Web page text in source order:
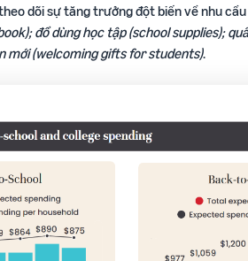
dõi sự tăng trưởng đột biến về nhu
đồ dùng học tập (school supplies);
mới (welcoming gifts for students).